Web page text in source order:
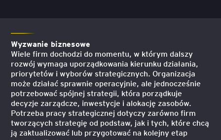
Wyzwanie biznesowe
Wiele firm dochodzi do momentu, w którym dalszy
rozwój wymaga uporządkowania kierunku działania,
priorytetów i wyborów strategicznych. Organizacja
może działać sprawnie operacyjnie, ale jednocześnie
potrzebować spójnej strategii, która porządkuje
decyzje zarządcze, inwestycje i alokację zasobów.
Potrzeba pracy strategicznej dotyczy zarówno firm
tworzących strategię od podstaw, jak i tych, które chcą
ją zaktualizować lub przygotować na kolejny etap